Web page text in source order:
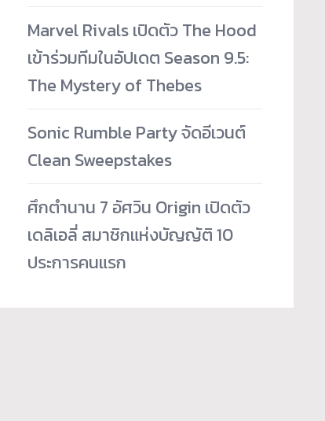
Marvel Rivals เปิดตัว The Hood
เข้าร่วมทีมในอัปเดต Season 9.5:
The Mystery of Thebes
Sonic Rumble Party จัดอีเวนต์
Clean Sweepstakes
ศึกตำนาน 7 อัศวิน Origin เปิดตัว
เดลิเอลี่ สมาชิกแห่งบัญญัติ 10
ประการคนแรก